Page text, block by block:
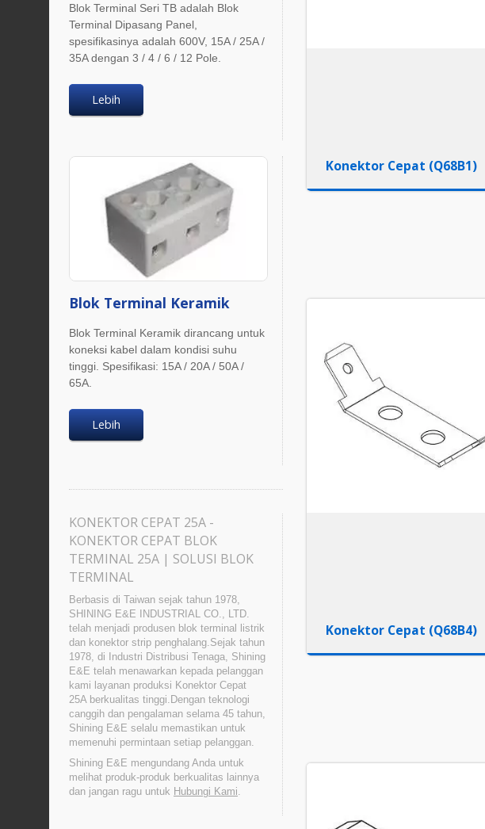
Blok Terminal Seri TB adalah Blok
Terminal Dipasang Panel,
spesifikasinya adalah 600V, 15A / 25A /
35A dengan 3 / 4 / 6 / 12 Pole.
Lebih
Blok Terminal Keramik
Blok Terminal Keramik dirancang untuk
koneksi kabel dalam kondisi suhu
tinggi. Spesifikasi: 15A / 20A / 50A /
65A.
Lebih
KONEKTOR CEPAT 25A -
KONEKTOR CEPAT BLOK
TERMINAL 25A | SOLUSI BLOK
TERMINAL
Berbasis di Taiwan sejak tahun 1978,
SHINING E&E INDUSTRIAL CO., LTD.
telah menjadi produsen blok terminal listrik
dan konektor strip penghalang.Sejak tahun
1978, di Industri Distribusi Tenaga, Shining
E&E telah menawarkan kepada pelanggan
kami layanan produksi Konektor Cepat
25A berkualitas tinggi.Dengan teknologi
canggih dan pengalaman selama 45 tahun,
Shining E&E selalu memastikan untuk
memenuhi permintaan setiap pelanggan.
Shining E&E mengundang Anda untuk
melihat produk-produk berkualitas lainnya
dan jangan ragu untuk Hubungi Kami.
Konektor Cepat (Q68B1)
Konektor Cepat (Q68B4)